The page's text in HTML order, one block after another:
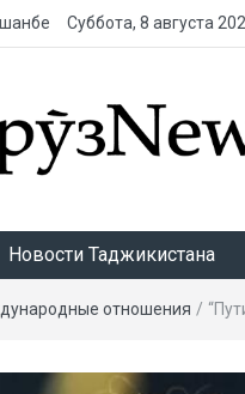
Суббота, 8 августа
Новости Таджикистана
отношения /